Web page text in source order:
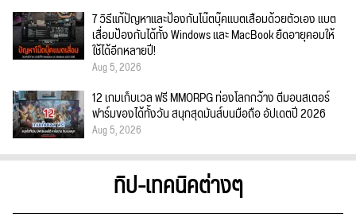
7 วิธีแก้ปัญหาและป้องกันโน๊ตบุ๊คแบตเสื่อมด้วยตัวเอง แบต
เสื่อมป้องกันได้ทั้ง Windows และ MacBook ยืดอายุคอมให้
ใช้ได้อีกหลายปี!
Aug 5, 2026
12 เกมเก็บเวล ฟรี MMORPG ท่องโลกกว้าง ตีมอนสเตอร์
ฟาร์มของได้ทั้งวัน สนุกสุดมันส์บนมือถือ อัปเดตปี 2026
Aug 5, 2026
ทิป-เทคนิคต่างๆ